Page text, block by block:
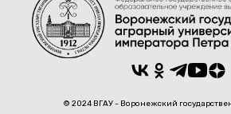
© 2024 ВГАУ - Воронежский